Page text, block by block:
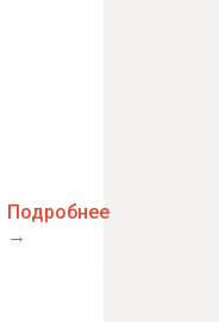
Подробнее
→